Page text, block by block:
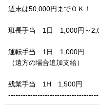
週末は50,000円までＯＫ！
班長手当 1日 1,000円～
運転手当 1日 1,000円
（遠方の場合追加支給）
​残業手当 1H 1,500円